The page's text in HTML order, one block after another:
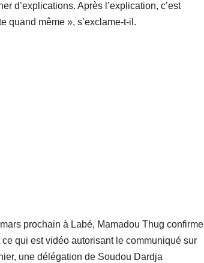
d’explications. Après l’explication, c’est
quand même », s’exclame-t-il.
prochain à Labé, Mamadou Thug confirme
qui est vidéo autorisant le communiqué sur
une délégation de Soudou Dardja